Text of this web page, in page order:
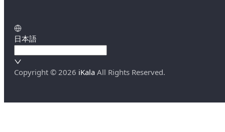
日本語
Copyright © 2026 iKala All Rights Reserved.